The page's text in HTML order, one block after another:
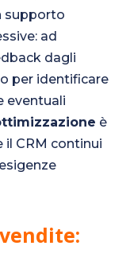
supporto
ad
dagli
per identificare
eventuali
è
il CRM continui